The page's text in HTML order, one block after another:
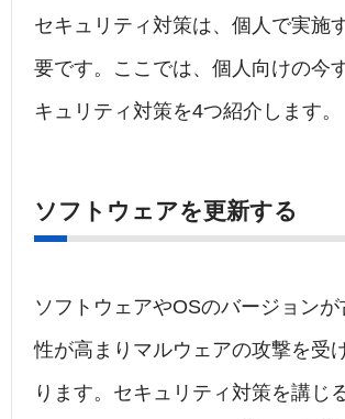
セキュリティ対策は、個人で実施
要です。ここでは、個人向けの今
キュリティ対策を4つ紹介します。
ソフトウェアを更新する
ソフトウェアやOSのバージョン
性が高まりマルウェアの攻撃を受
ります。セキュリティ対策を講じ